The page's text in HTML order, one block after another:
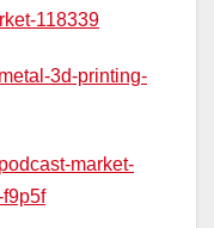
118339
3d-printing-
market-